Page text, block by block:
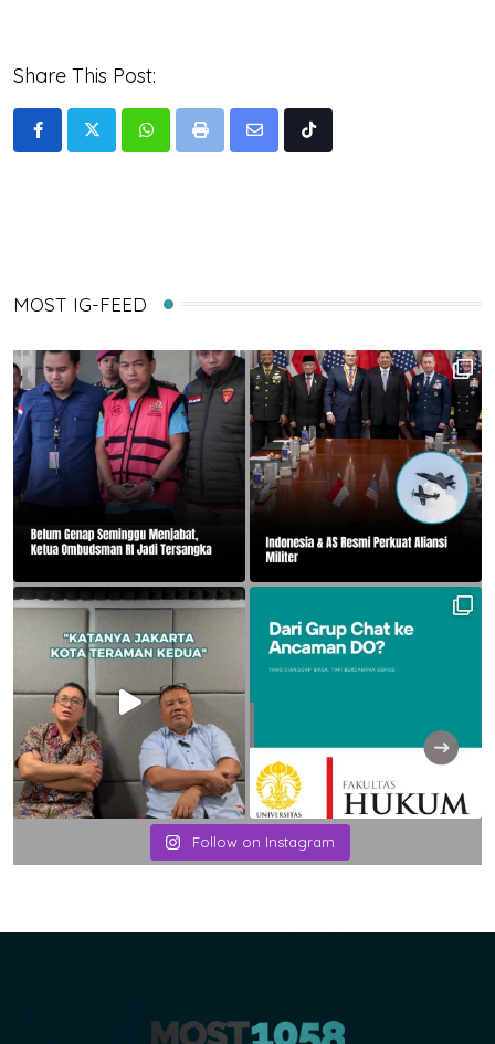
Share This Post:
WhatsappPrint
Share
Tiktok
MOST IG-FEED
Follow on Instagram